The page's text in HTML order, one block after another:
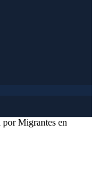
Migrantes en